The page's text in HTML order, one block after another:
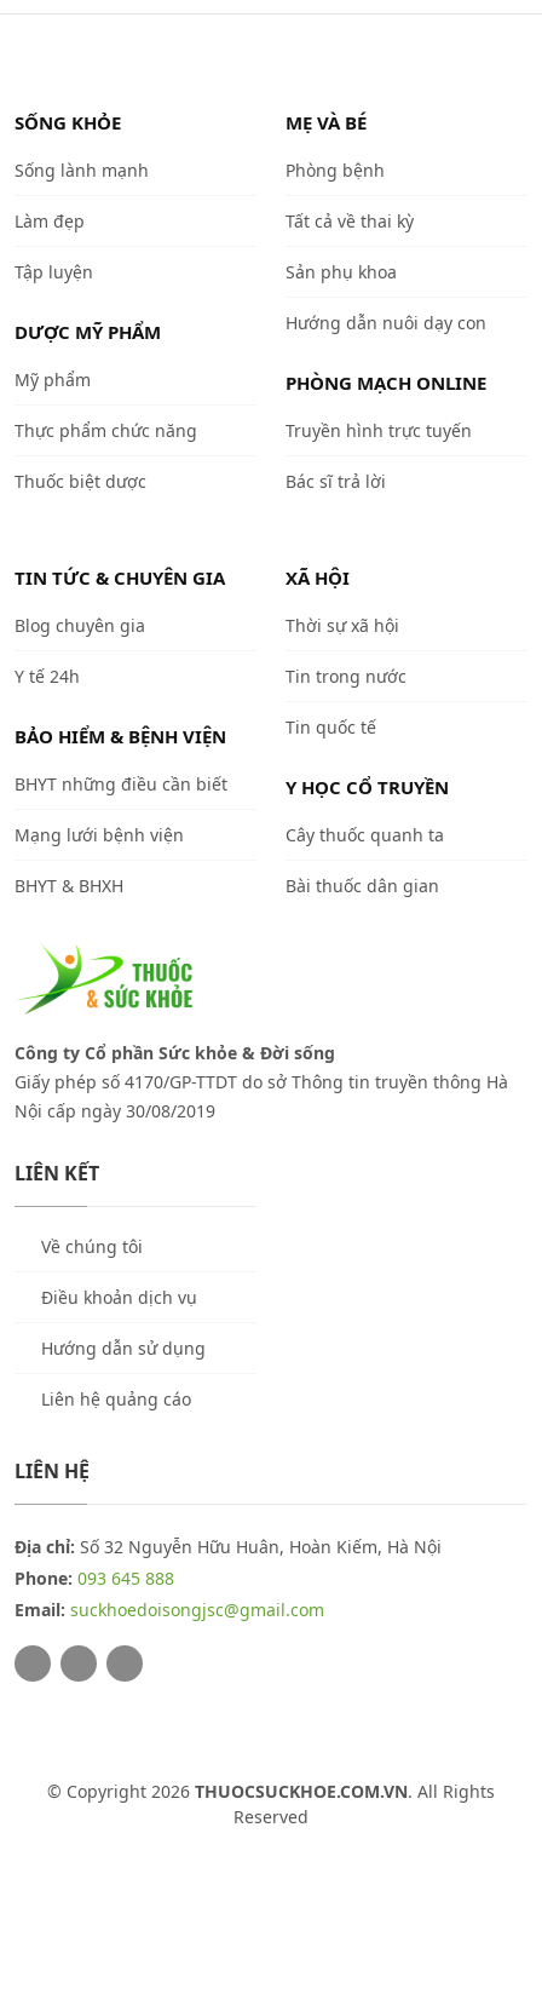
SỐNG KHỎE
Sống lành mạnh
Làm đẹp
Tập luyện
DƯỢC MỸ PHẨM
Mỹ phẩm
Thực phẩm chức năng
Thuốc biệt dược
MẸ VÀ BÉ
Phòng bệnh
Tất cả về thai kỳ
Sản phụ khoa
Hướng dẫn nuôi dạy con
PHÒNG MẠCH ONLINE
Truyền hình trực tuyến
Bác sĩ trả lời
TIN TỨC & CHUYÊN GIA
Blog chuyên gia
Y tế 24h
BẢO HIỂM & BỆNH VIỆN
BHYT những điều cần biết
Mạng lưới bệnh viện
BHYT & BHXH
XÃ HỘI
Thời sự xã hội
Tin trong nước
Tin quốc tế
Y HỌC CỔ TRUYỀN
Cây thuốc quanh ta
Bài thuốc dân gian
Công ty Cổ phần Sức khỏe & Đời sống
Giấy phép số 4170/GP-TTDT do sở Thông tin truyền thông Hà
Nội cấp ngày 30/08/2019
LIÊN KẾT
Về chúng tôi
Điều khoản dịch vụ
Hướng dẫn sử dụng
Liên hệ quảng cáo
LIÊN HỆ
Địa chỉ: Số 32 Nguyễn Hữu Huân, Hoàn Kiếm, Hà Nội
Phone: 093 645 888
Email: suckhoedoisongjsc@gmail.com
© Copyright 2026 THUOCSUCKHOE.COM.VN. All Rights
Reserved